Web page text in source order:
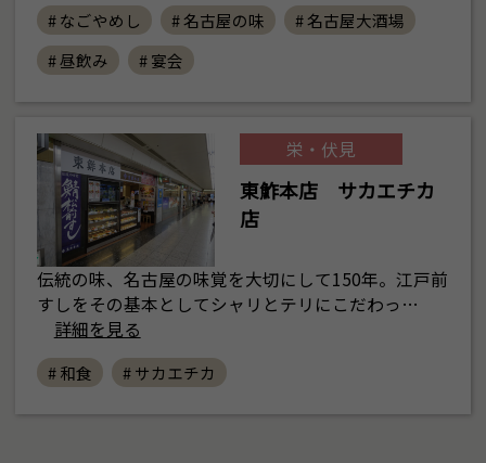
# なごやめし # 名古屋の味
# 名古屋大酒場
# 昼飲み
# 宴会
栄・伏見
東鮓本店 サカエチカ
店
伝統の味、名古屋の味覚を大切にして150年。江戸前
すしをその基本としてシャリとテリにこだわっ…
詳細を見る
# 和食 # サカエチカ